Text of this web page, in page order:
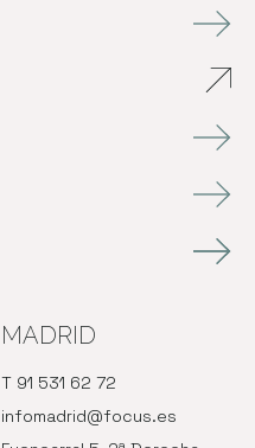
MADRID
T 91 531 62 72
infomadrid@focus.es